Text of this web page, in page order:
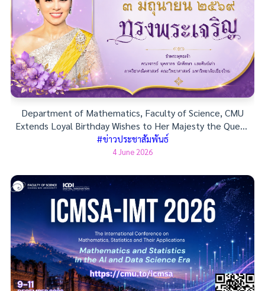
Department of Mathematics, Faculty of Science, CMU
Extends Loyal Birthday Wishes to Her Majesty the Queen
on 3 June 2026
#ข่าวประชาสัมพันธ์
4 June 2026